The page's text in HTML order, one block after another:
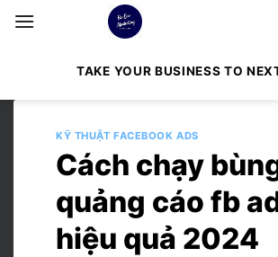
Bỏ
qua
TAKE YOUR BUSINESS TO
KỸ THUẬT FACEBOOK ADS
Cách chạy
quảng cáo fb
hiệu quả 2024